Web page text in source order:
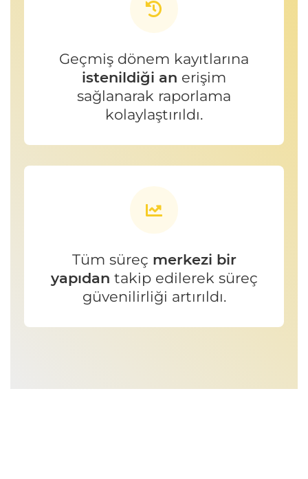
Geçmiş dönem kayıtlarına
istenildiği an erişim
sağlanarak raporlama
kolaylaştırıldı.
Tüm süreç merkezi bir
yapıdan takip edilerek süreç
güvenilirliği artırıldı.